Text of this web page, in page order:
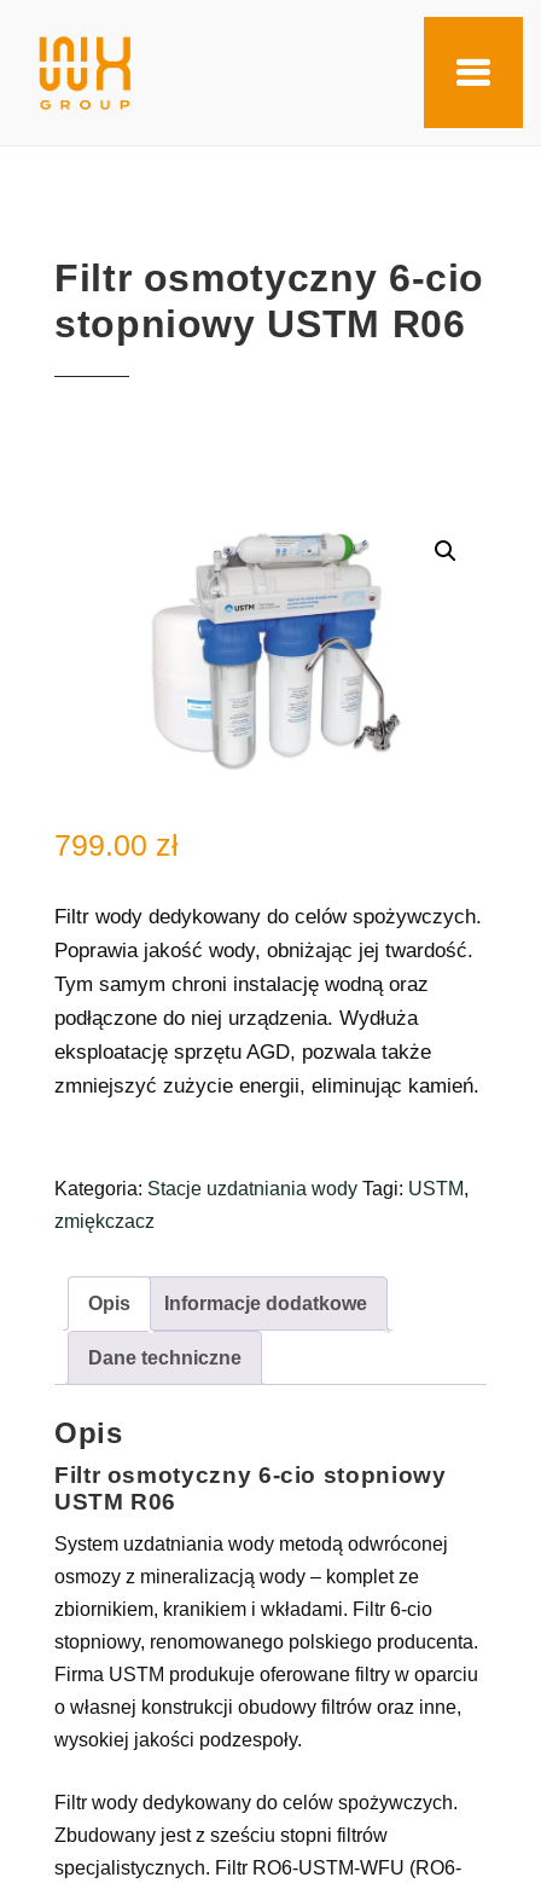
Filtr osmotyczny 6-cio
stopniowy USTM R06
799.00 zł
Filtr wody dedykowany do celów spożywczych.
Poprawia jakość wody, obniżając jej twardość.
Tym samym chroni instalację wodną oraz
podłączone do niej urządzenia. Wydłuża
eksploatację sprzętu AGD, pozwala także
zmniejszyć zużycie energii, eliminując kamień.
Kategoria: Stacje uzdatniania wody Tagi: USTM,
zmiękczacz
Opis Informacje dodatkowe
Dane techniczne
Opis
Filtr osmotyczny 6-cio stopniowy
USTM R06
System uzdatniania wody metodą odwróconej
osmozy z mineralizacją wody – komplet ze
zbiornikiem, kranikiem i wkładami. Filtr 6-cio
stopniowy, renomowanego polskiego producenta.
Firma USTM produkuje oferowane filtry w oparciu
o własnej konstrukcji obudowy filtrów oraz inne,
wysokiej jakości podzespoły.
Filtr wody dedykowany do celów spożywczych.
Zbudowany jest z sześciu stopni filtrów
specjalistycznych. Filtr RO6-USTM-WFU (RO6-